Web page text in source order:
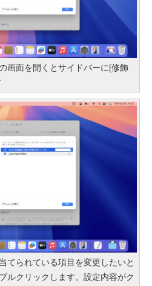
画面を開くとサイドバーに[修飾
てられている項目を変更したいと
ルクリックします。設定内容がク